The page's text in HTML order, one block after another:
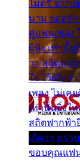
ไมตรี จาก
นาม ยอดรัก
คู่แฟนเพลง
ผู้ฟัง เท่านั้น
วา สถิตฟา
ใจ ไว้เถิดว่
เพลง ไม่เค
เท่านั้นยิ่งใ
สถิตฟากฟ้า
เถิดว่า ตรา
ขอบคุณแฟน